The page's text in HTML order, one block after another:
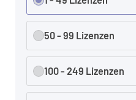
50 - 99 Lizenzen
100 - 249 Lizenzen